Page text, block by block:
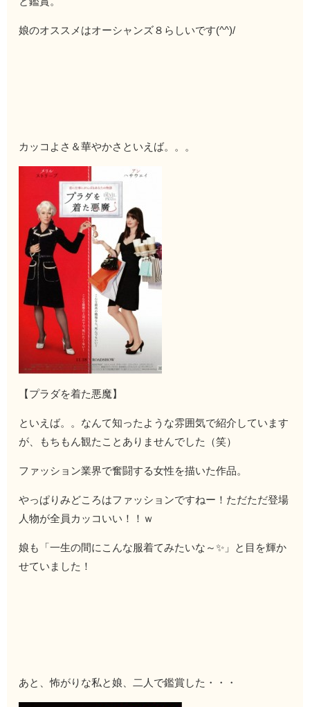
娘のオススメはオーシャンズ８らしいです(^^)/
カッコよさ＆華やかさといえば。。。
【プラダを着た悪魔】
といえば。。なんて知ったような雰囲気で紹介しています
が、もちもん観たことありませんでした（笑）
ファッション業界で奮闘する女性を描いた作品。
やっぱりみどころはファッションですねー！ただただ登場
人物が全員カッコいい！！ｗ
娘も「一生の間にこんな服着てみたいな～✨」と目を輝か
せていました！
あと、怖がりな私と娘、二人で鑑賞した・・・